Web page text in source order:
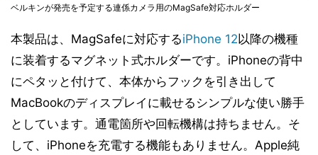
ベルキンが発売を予定する連係カメラ用のMagSafe対応ホルダー
本製品は、MagSafeに対応するiPhone 12以降の機種
に装着するマグネット式ホルダーです。iPhoneの背中
にペタッと付けて、本体からフックを引き出して
MacBookのディスプレイに載せるシンプルな使い勝手
としています。通電箇所や回転機構は持ちません。そ
して、iPhoneを充電する機能もありません。Apple純